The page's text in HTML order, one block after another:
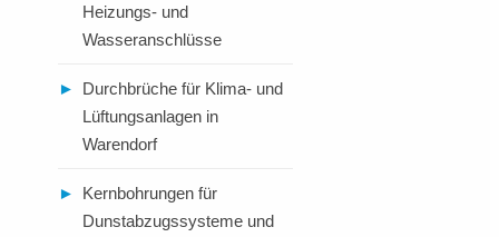
Heizungs- und
Wasseranschlüsse
►
Durchbrüche für Klima- und
Lüftungsanlagen in
Warendorf
►
Kernbohrungen für
Dunstabzugssysteme und